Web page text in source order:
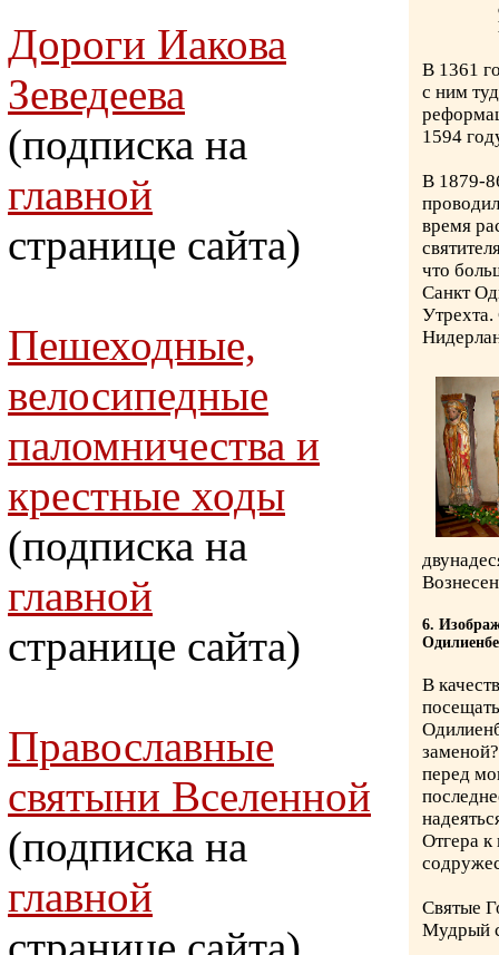
Дороги Иакова
Зеведеева
(подписка на
главной
странице сайта)
Пешеходные,
велосипедные
паломничества и
крестные ходы
(подписка на
главной
странице сайта)
Православные
святыни Вселенной
(подписка на
главной
В 1361
с ним
1594
В 1879-
время
что
Санкт
Утрехта.
6.
В
перед
Отгера к
Святые
Мудрый